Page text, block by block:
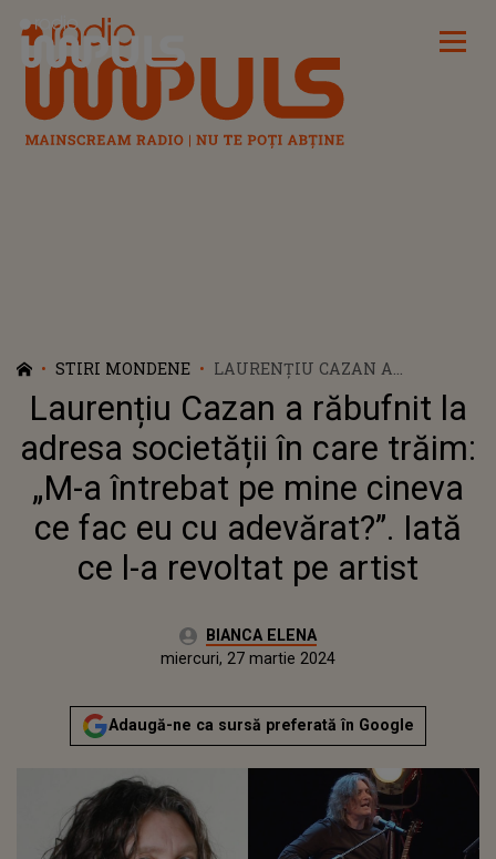
Radio Impuls
STIRI MONDENE
LAURENȚIU CAZAN A
RĂBUFNIT LA ADRESA
SOCIETĂȚII ÎN CARE TRĂIM: „M-
A ÎNTREBAT PE MINE CINEVA
CE FAC EU CU ADEVĂRAT?”. IATĂ
CE L-A REVOLTAT PE ARTIST
Laurențiu Cazan a răbufnit la
adresa societății în care trăim:
„M-a întrebat pe mine cineva
ce fac eu cu adevărat?”. Iată
ce l-a revoltat pe artist
Autor:BIANCA ELENA
Actualizat:
miercuri, 27 martie 2024
Adaugă-ne ca sursă preferată în Google